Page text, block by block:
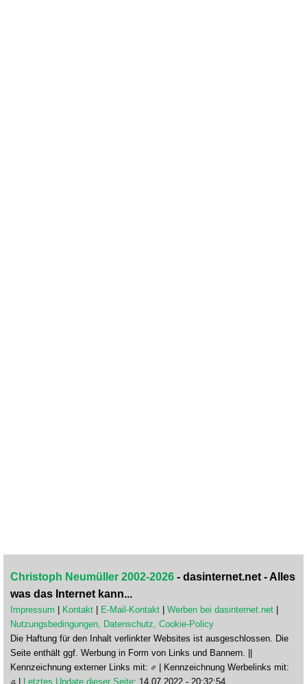
Christoph Neumüller 2002-2026 - dasinternet.net - Alles
was das Internet kann...
Impressum | Kontakt | E-Mail-Kontakt | Werben bei dasinternet.net |
Nutzungsbedingungen, Datenschutz, Cookie-Policy
Die Haftung für den Inhalt verlinkter Websites ist ausgeschlossen. Die
Seite enthält ggf. Werbung in Form von Links und Bannern. ||
Kennzeichnung externer Links mit:
| Kennzeichnung Werbelinks mit:
| Letztes Update dieser Seite: 14.07.2022 - 20:32:54